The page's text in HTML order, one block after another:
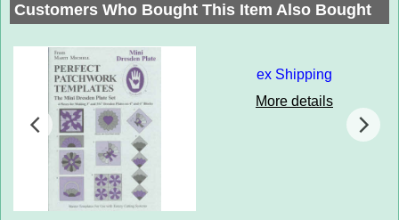
Customers Who Bought This Item Also Bought
ex Shipping
More details